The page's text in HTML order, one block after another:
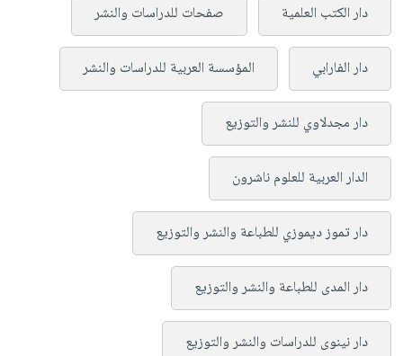
دار الكتب العلمية صفحات للدراسات والنشر
دار الفارابي المؤسسة العربية للدراسات والنشر
دار مجدلاوي للنشر والتوزيع
الدار العربية للعلوم ناشرون
دار تموز ديموزي للطباعة والنشر والتوزيع
دار المدى للطباعة والنشر والتوزيع
دار نينوى للدراسات والنشر والتوزيع